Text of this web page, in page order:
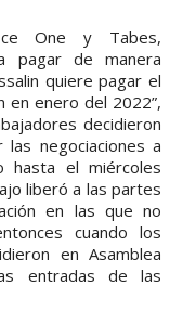
One y Tabes,
pagar de manera
quiere pagar el
en enero del 2022”,
decidieron
negociaciones a
hasta el miércoles
liberó a las partes
en las que no
cuando los
en Asamblea
entradas de las